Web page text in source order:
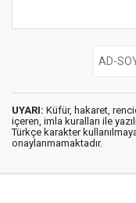
UYARI: Küfür, hakaret,
içeren, imla kuralları ile
Türkçe karakter
onaylanmamaktadır.